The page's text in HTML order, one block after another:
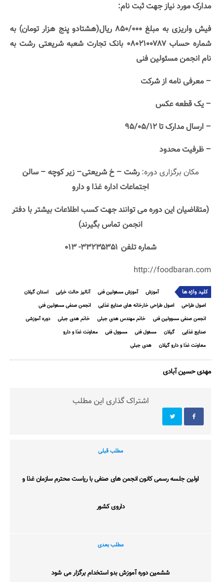
مدارک مورد نیاز جهت ثبت نام:
فیش واریزی به مبلغ ۸۵۰/۰۰۰ ریال(هشتادو پنج هزار تومان) به
شماره حساب ۰۸۰۲۱۰۰۷۸۷ بانک تجارت شعبه شریعتی رشت به
نام انجمن مسئولین فنی
– معرفی نامه از شرکت
– یک قطعه عکس
– ارسال مدارک تا ۹۵/۰۵/۱۲
– ظرفیت محدود
مکان برگزاری دوره: رشت – خ شریعتی– زیر کوچه – سالن
اجتماعات اداره غذا و دارو
(متقاضیان این دوره می توانند جهت کسب اطلاعات بیشتر با دفتر
انجمن تماس بگیرند)
شماره تلفن ۳۳۲۳۵۳۵۱- ۰۱۳
http://foodbaran.com
کلید واژه ها آموزش آموزش مسئولین فنی آنالیز حالت خرابی
استان گیلان
اصول طراحی
اصول طراحی خارخانه های صنایع غذایی
انجمن صنفی مسئولین فنی
انجمن صنفی مسوولین فنی
خانم مهندس هدی جبلی خانم هدی جبلی
دوره آموزشی
صنایع غذایی
گیلان مسئول فنی مسوول فنی
معاونت غذا و دارو
معاونت غذا و دارو گیلان
هدی جبلی
مهدی حسین آبادی
اشتراک گذاری این مطلب
مطلب قبلی
اولین جلسه رسمی کانون انجمن های صنفی با ریاست محترم سازمان غذا و
داروی کشور
مطلب بعدی
ششمین دوره آموزش بدو استخدام برگزار می شود